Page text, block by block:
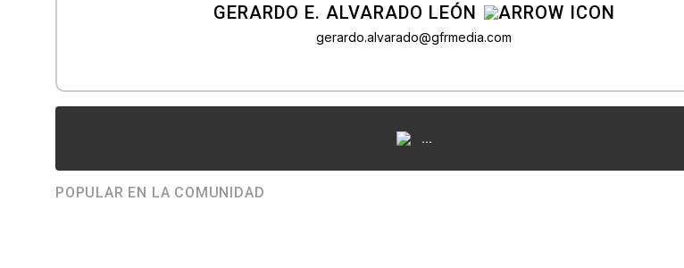
GERARDO E. ALVARADO LEÓN
gerardo.alvarado@gfrmedia.com
...
POPULAR EN LA COMUNIDAD